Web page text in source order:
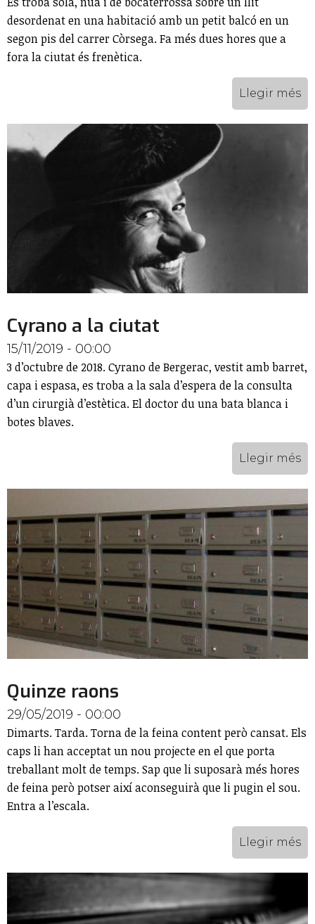
desordenat en una habitació amb un petit balcó en un
segon pis del carrer Còrsega. Fa més dues hores que a
fora la ciutat és frenètica.
Llegir més
Cyrano a la ciutat
15/11/2019 - 00:00
3 d’octubre de 2018. Cyrano de Bergerac, vestit amb barret,
capa i espasa, es troba a la sala d’espera de la consulta
d’un cirurgià d’estètica. El doctor du una bata blanca i
botes blaves.
Llegir més
Quinze raons
29/05/2019 - 00:00
Dimarts. Tarda. Torna de la feina content però cansat. Els
caps li han acceptat un nou projecte en el que porta
treballant molt de temps. Sap que li suposarà més hores
de feina però potser així aconseguirà que li pugin el sou.
Entra a l’escala.
Llegir més